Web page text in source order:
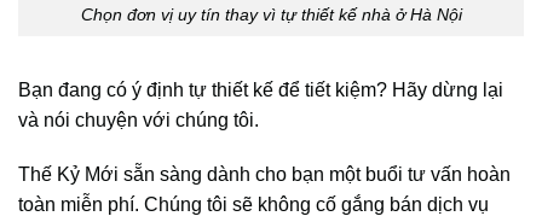
Chọn đơn vị uy tín thay vì tự thiết kế nhà ở Hà Nội
Bạn đang có ý định tự thiết kế để tiết kiệm? Hãy dừng lại
và nói chuyện với chúng tôi.
Thế Kỷ Mới sẵn sàng dành cho bạn một buổi tư vấn hoàn
toàn miễn phí. Chúng tôi sẽ không cố gắng bán dịch vụ